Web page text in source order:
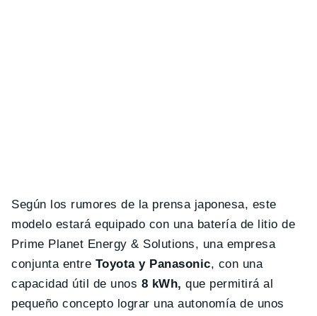
Según los rumores de la prensa japonesa, este
modelo estará equipado con una batería de litio de
Prime Planet Energy & Solutions, una empresa
conjunta entre Toyota y Panasonic, con una
capacidad útil de unos 8 kWh, que permitirá al
pequeño concepto lograr una autonomía de unos